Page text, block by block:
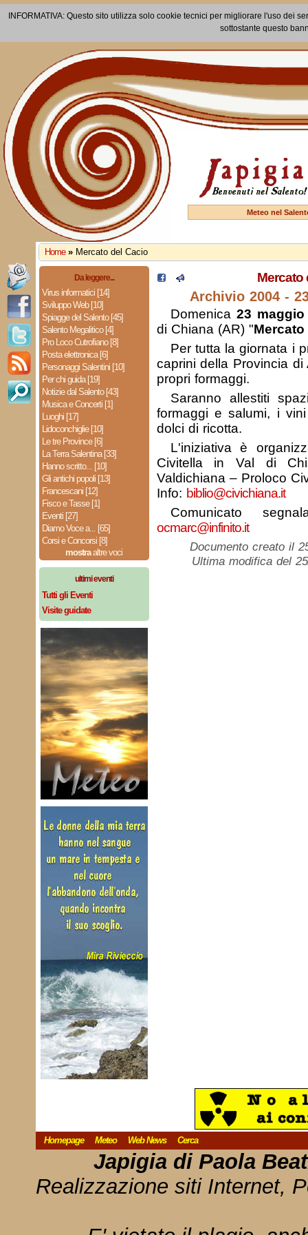
INFORMATIVA: Questo sito utilizza solo cookie tecnici per migliorare l'uso dei
sottostante questo
Meteo nel
Home » Mercato del Cacio
Da leggere...
Virus informatici [14]
Sviluppo Web [10]
Spiagge del Salento [45]
Salento Megalitico [4]
Pro Loco Cutrofiano [8]
Posta elettronica [6]
Personaggi Salentini [10]
Per chi guida [19]
Notizie dal Salento [43]
Musica e Concerti [1]
Luoghi [17]
Lidoconchiglie [10]
Le tre Province [6]
La Terra Salentina [33]
Hanno scritto... [10]
Gli antichi popoli [13]
Francescani [12]
Fisco e Tasse [1]
Eventi [27]
Diamo Voce a... [65]
Corsi e Concorsi [8]
mostraaltre voci
ultimi eventi
Tutti gli Eventi
Visite guidate
Mercato
Archivio 2004 -
Domenica 23 maggio
di Chiana (AR) "
Per tutta la giornata i
caprini della Provincia
propri formaggi.
Saranno allestiti
formaggi e salumi, i
dolci di ricotta.
L'iniziativa è
Civitella in Val di
Valdichiana – Proloco
Info: biblio@civichiana.it
Comunicato
ocmarc@infinito.it
Documento creato il
Ultima modifica del
Homepage Meteo Web News Cerca
Japigia di Paola
Realizzazione siti Internet,